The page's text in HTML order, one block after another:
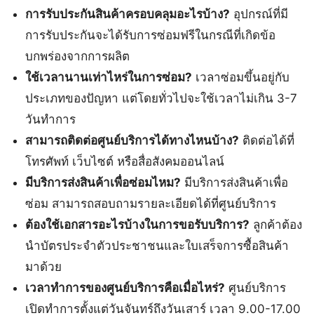
การรับประกันสินค้าครอบคลุมอะไรบ้าง? อุปกรณ์ที่มี
การรับประกันจะได้รับการซ่อมฟรีในกรณีที่เกิดข้อ
บกพร่องจากการผลิต
ใช้เวลานานเท่าไหร่ในการซ่อม? เวลาซ่อมขึ้นอยู่กับ
ประเภทของปัญหา แต่โดยทั่วไปจะใช้เวลาไม่เกิน 3-7
วันทำการ
สามารถติดต่อศูนย์บริการได้ทางไหนบ้าง? ติดต่อได้ที่
โทรศัพท์ เว็บไซต์ หรือสื่อสังคมออนไลน์
มีบริการส่งสินค้าเพื่อซ่อมไหม? มีบริการส่งสินค้าเพื่อ
ซ่อม สามารถสอบถามรายละเอียดได้ที่ศูนย์บริการ
ต้องใช้เอกสารอะไรบ้างในการขอรับบริการ? ลูกค้าต้อง
นำบัตรประจำตัวประชาชนและใบเสร็จการซื้อสินค้า
มาด้วย
เวลาทำการของศูนย์บริการคือเมื่อไหร่? ศูนย์บริการ
เปิดทำการตั้งแต่วันจันทร์ถึงวันเสาร์ เวลา 9.00-17.00